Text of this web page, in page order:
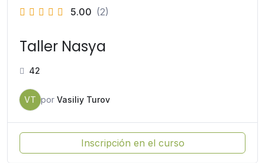
5.00 (2)
Taller Nasya
42
VT por Vasiliy Turov
Inscripción en el curso